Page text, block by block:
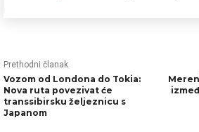
Prethodni članak
Vozom od Londona do Tokia:
Nova ruta povezivat će
transsibirsku željeznicu s
Japanom